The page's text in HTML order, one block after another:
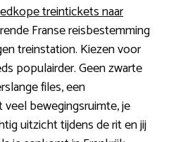
treintickets naar
Franse reisbestemming
treinstation. Kiezen voor
populairder. Geen zwarte
files, een
bewegingsruimte, je
uitzicht tijdens de rit en jij